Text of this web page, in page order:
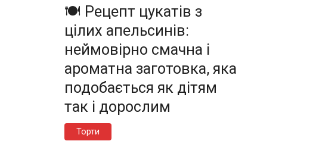
🍽️ Рецепт цукатів з
цілих апельсинів:
неймовірно смачна і
ароматна заготовка, яка
подобається як дітям
так і дорослим
Торти